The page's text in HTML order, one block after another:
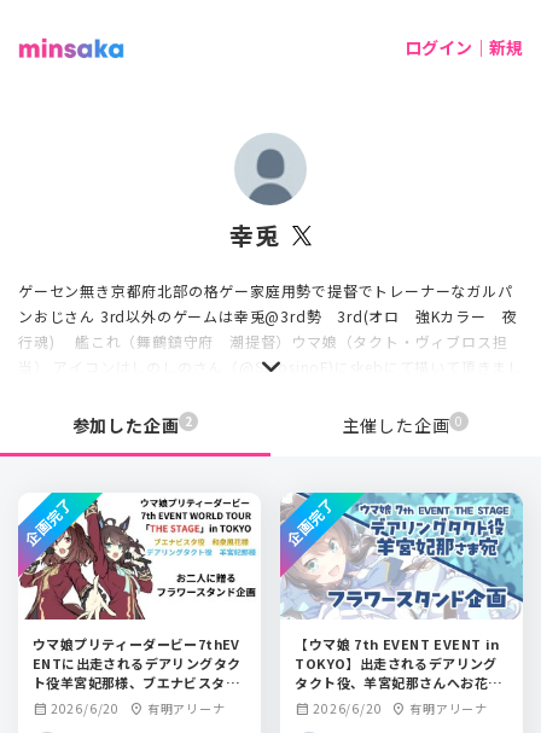
ログイン｜新規
幸兎
ゲーセン無き京都府北部の格ゲー家庭用勢で提督でトレーナーなガルパ
ンおじさん 3rd以外のゲームは幸兎@3rd勢 3rd(オロ 強Kカラー 夜
行魂) 艦これ（舞鶴鎮守府 潮提督）ウマ娘（タクト・ヴィブロス担
当） アイコンはしのしのさん（@SinosinoF)にskebにて描いて頂きまし
参加した企画 2 主催した企画 0
ウマ娘プリティーダービー7thEV
ENTに出走されるデアリングタク
ト役羊宮妃那様、ブエナビスタ役
和泉風花様にフラワースタンドを
贈りませんか？
calendar_month 2026/6/20 location_on 有明アリーナ
企画完了
【ウマ娘 7th EVENT EVENT in
TOKYO】出走されるデアリング
タクト役、羊宮妃那さんへお花を
贈りませんか？
calendar_month 2026/6/20 location_on 有明アリーナ
企画完了